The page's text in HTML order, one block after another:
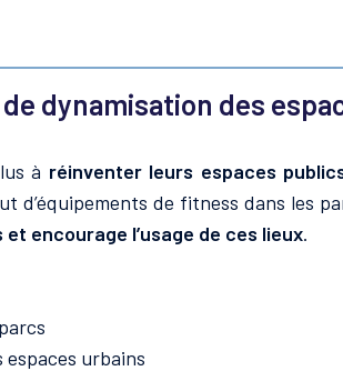
dynamisation des
à réinventer leurs espaces
d’équipements de fitness dans les
encourage l’usage de ces lieux.
urbains